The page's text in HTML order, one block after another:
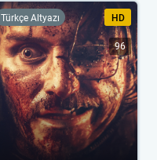
Türkçe Altyazı HD
96